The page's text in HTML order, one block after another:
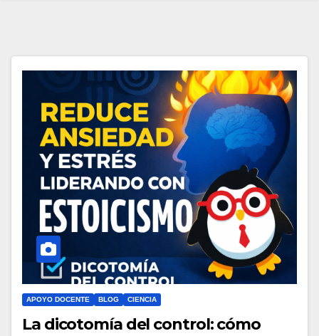
APOYO DOCENTE BLOG CIENCIA
La dicotomía del control: cómo